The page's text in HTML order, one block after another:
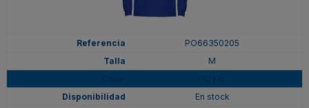
PO66350205
M
En stock